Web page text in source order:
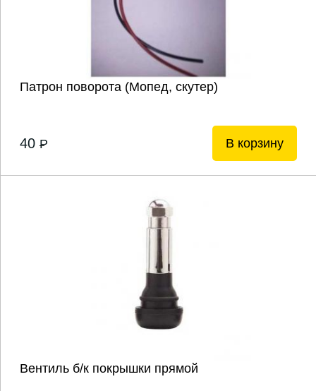
Патрон поворота (Мопед, скутер)
40 P В корзину
Вентиль б/к покрышки прямой